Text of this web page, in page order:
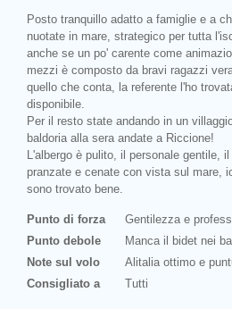
Posto tranquillo adatto a famiglie e a
nuotate in mare, strategico per tutta
anche se un po' carente come
mezzi è composto da bravi ragazzi
quello che conta, la referente l'ho
disponibile.
Per il resto state andando in un
baldoria alla sera andate a Riccione!
L'albergo è pulito, il personale gentile,
pranzate e cenate con vista sul mare,
sono trovato bene.
Punto di forza
Gentilezza e
Punto debole
Manca il bidet nei
Note sul volo
Alitalia ottimo e
Consigliato a
Tutti